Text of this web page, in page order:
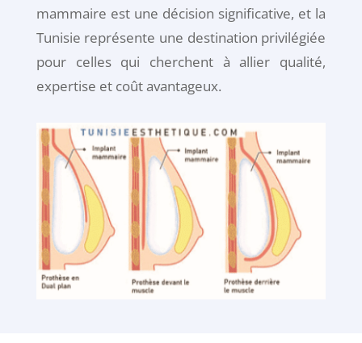
mammaire est une décision significative, et la
Tunisie représente une destination privilégiée
pour celles qui cherchent à allier qualité,
expertise et coût avantageux.